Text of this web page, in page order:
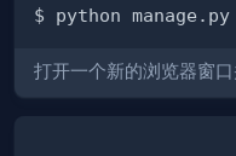
$ python
打开一个新的浏览器窗